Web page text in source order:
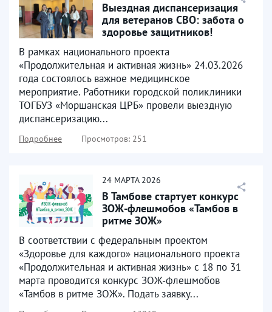
Выездная диспансеризация
для ветеранов СВО: забота о
здоровье защитников!
В рамках национального проекта
«Продолжительная и активная жизнь» 24.03.2026
года состоялось важное медицинское
мероприятие. Работники городской поликлиники
ТОГБУЗ «Моршанская ЦРБ» провели выездную
диспансеризацию...
Подробнее Просмотров: 251
24 МАРТА 2026
В Тамбове стартует конкурс
ЗОЖ-флешмобов «Тамбов в
ритме ЗОЖ»
В соответствии с федеральным проектом
«Здоровье для каждого» национального проекта
«Продолжительная и активная жизнь» с 18 по 31
марта проводится конкурс ЗОЖ-флешмобов
«Тамбов в ритме ЗОЖ». Подать заявку...